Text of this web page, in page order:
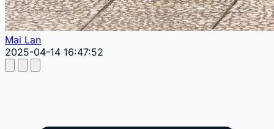
Mai Lan
2025-04-14 16:47:52